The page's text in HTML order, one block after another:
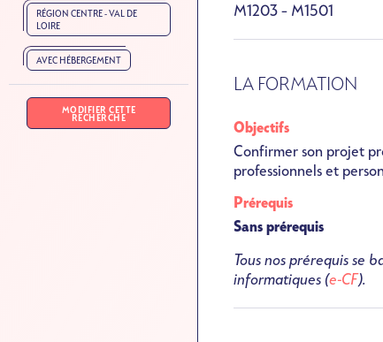
RÉGION CENTRE - VAL DE
LOIRE
AVEC HÉBERGEMENT
MODIFIER CETTE
RECHERCHE
M1203 – M1501
LA FORMATION
Objectifs
Confirmer son projet
professionnels et
Prérequis
Sans prérequis
Tous nos prérequis se
informatiques (e-CF).